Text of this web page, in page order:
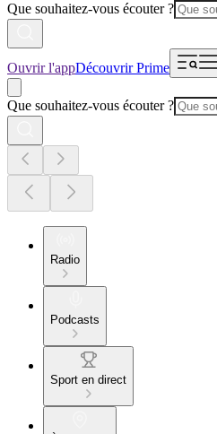
Que souhaitez-vous écouter ?
Ouvrir l'appDécouvrir Prime
Que souhaitez-vous écouter ?
Radio
Podcasts
Sport en direct